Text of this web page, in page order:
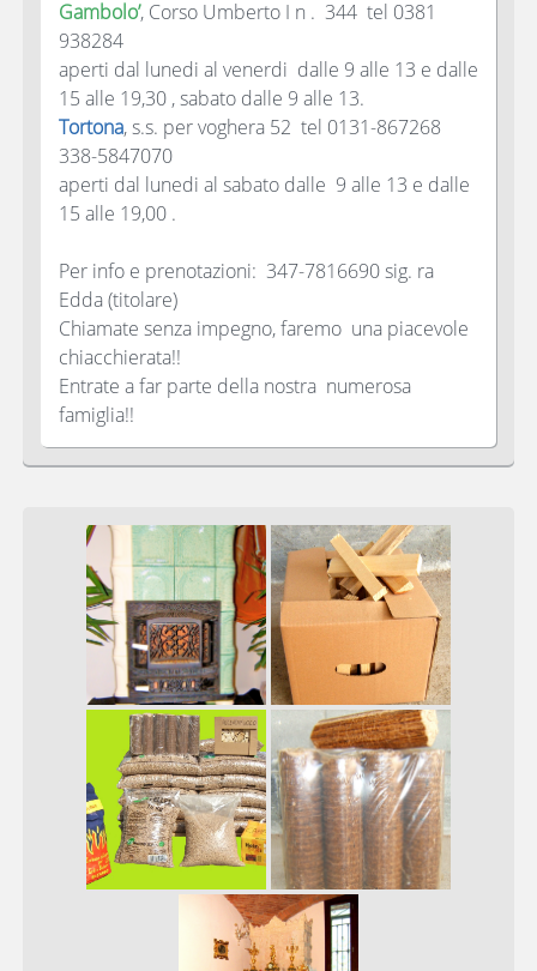
Gambolo’, Corso Umberto I n . 344 tel 0381
938284
aperti dal lunedi al venerdi dalle 9 alle 13 e dalle
15 alle 19,30 , sabato dalle 9 alle 13.
Tortona, s.s. per voghera 52 tel 0131-867268
338-5847070
aperti dal lunedi al sabato dalle 9 alle 13 e dalle
15 alle 19,00 .
Per info e prenotazioni: 347-7816690 sig. ra
Edda (titolare)
Chiamate senza impegno, faremo una piacevole
chiacchierata!!
Entrate a far parte della nostra numerosa
famiglia!!